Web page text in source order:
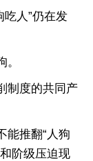
人”仍在发
度的共同产
推翻“人狗
阶级压迫现